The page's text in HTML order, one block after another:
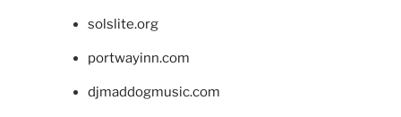
solslite.org
portwayinn.com
djmaddogmusic.com